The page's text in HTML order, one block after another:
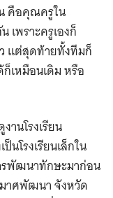
คือคุณครูใน
เพราะครูเองก็
แต่สุดท้ายทั้งทีมก็
เหมือนเดิม หรือ
านโรงเรียน
นโรงเรียนเล็กใน
รพัฒนาทักษะมาก่อน
าศพัฒนา จังหวัด